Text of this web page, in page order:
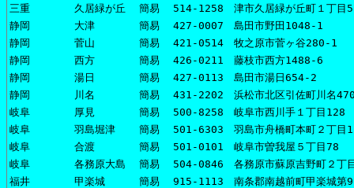
三重
久居緑が丘 簡易
514-1258 津市久居緑が丘町１丁目
静岡
大津 簡易
427-0007 島田市野田1048-1
静岡
菅山 簡易
421-0514 牧之原市菅ヶ谷280-1
静岡
西方 簡易
426-0211 藤枝市西方1488-6
静岡
湯日 簡易
427-0113 島田市湯日654-2
静岡
川名 簡易
431-2202 浜松市北区引佐町川名
岐阜
厚見 簡易
500-8258 岐阜市西川手１丁目128
岐阜
羽島堀津 簡易
501-6303 羽島市舟橋町本町２丁目
岐阜
合渡 簡易
501-0101 岐阜市曽我屋５丁目78
岐阜
各務原大島 簡易
504-0846 各務原市蘇原吉野町２丁
福井
甲楽城 簡易
915-1113 南条郡南越前町甲楽城第